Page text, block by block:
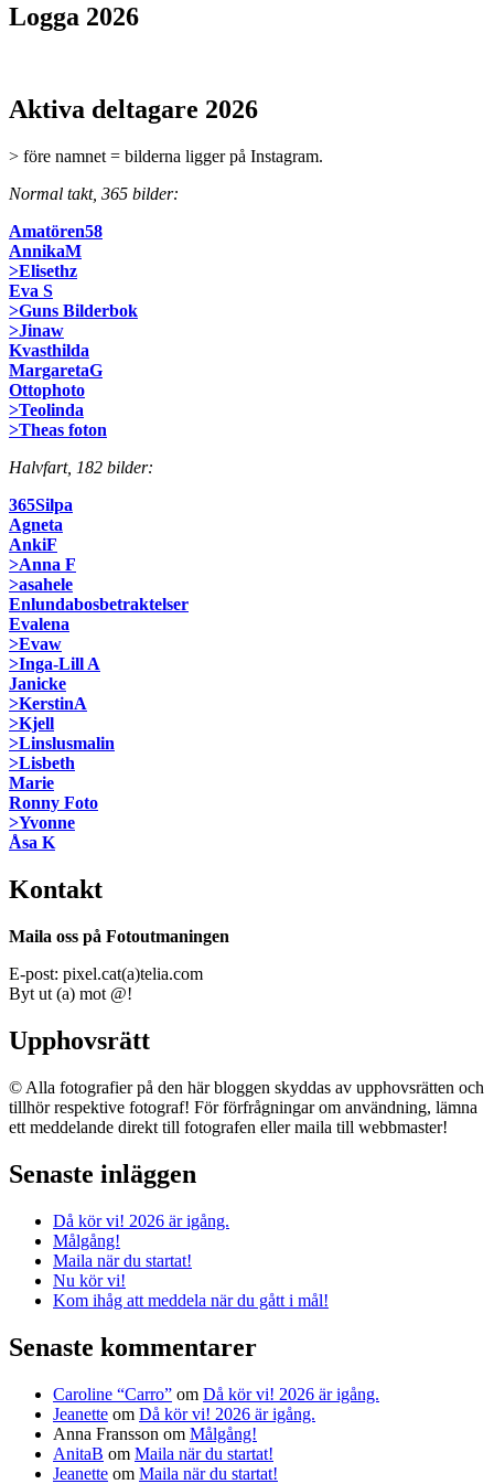
Logga 2026
Aktiva deltagare 2026
> före namnet = bilderna ligger på Instagram.
Normal takt, 365 bilder:
Amatören58
AnnikaM
>Elisethz
Eva S
>Guns Bilderbok
>Jinaw
Kvasthilda
MargaretaG
Ottophoto
>Teolinda
>Theas foton
Halvfart, 182 bilder:
365Silpa
Agneta
AnkiF
>Anna F
>asahele
Enlundabosbetraktelser
Evalena
>Evaw
>Inga-Lill A
Janicke
>KerstinA
>Kjell
>Linslusmalin
>Lisbeth
Marie
Ronny Foto
>Yvonne
Åsa K
Kontakt
Maila oss på Fotoutmaningen
E-post: pixel.cat(a)telia.com
Byt ut (a) mot @!
Upphovsrätt
© Alla fotografier på den här bloggen skyddas av upphovsrätten och
tillhör respektive fotograf! För förfrågningar om användning, lämna
ett meddelande direkt till fotografen eller maila till webbmaster!
Senaste inläggen
Då kör vi! 2026 är igång.
Målgång!
Maila när du startat!
Nu kör vi!
Kom ihåg att meddela när du gått i mål!
Senaste kommentarer
Caroline “Carro” om Då kör vi! 2026 är igång.
Jeanette om Då kör vi! 2026 är igång.
Anna Fransson om Målgång!
AnitaB om Maila när du startat!
Jeanette om Maila när du startat!